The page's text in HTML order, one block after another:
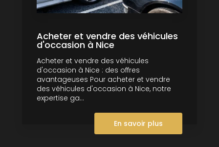
Acheter et vendre des véhicules
d'occasion à Nice
Acheter et vendre des véhicules
d'occasion à Nice : des offres
avantageuses Pour acheter et vendre
des véhicules d'occasion à Nice, notre
expertise ga...
En savoir plus